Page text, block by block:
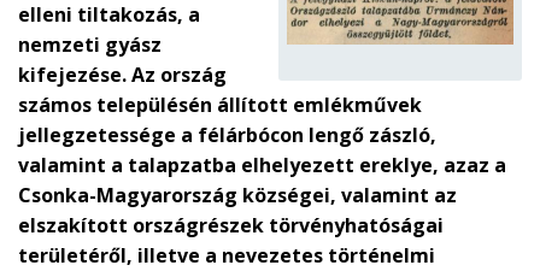
elleni tiltakozás, a
nemzeti gyász
kifejezése. Az ország
számos településén állított emlékművek
jellegzetessége a félárbócon lengő zászló,
valamint a talapzatba elhelyezett ereklye, azaz a
Csonka-Magyarország községei, valamint az
elszakított országrészek törvényhatóságai
területéről, illetve a nevezetes történelmi